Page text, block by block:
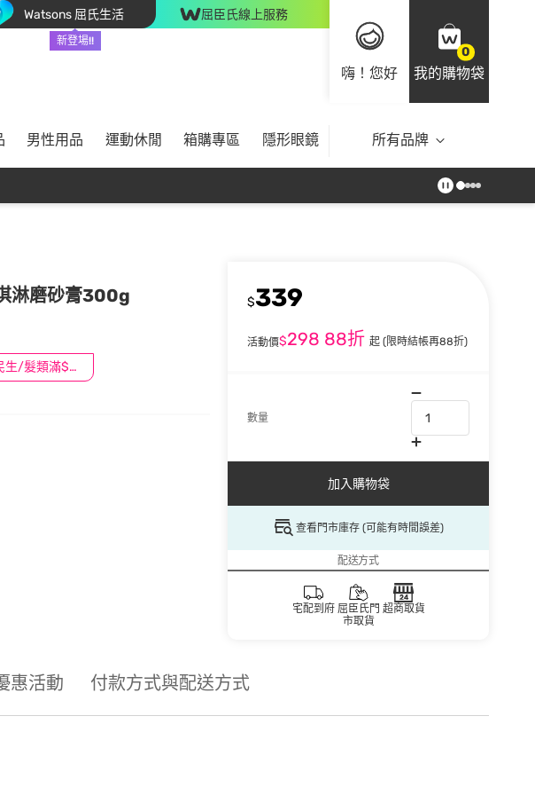
Watsons 屈氏生活
新登場!!
屈臣氏線上服務
嗨！您好
0
我的購物袋
男性用品 運動休閒 箱購專區 隱形眼鏡 所有品牌
淋磨砂膏300g
民生/髮類滿$388送舒潔冰巾
$339
活動價$298 88折 起 (限時結帳再88折)
數量
加入購物袋
查看門市庫存 (可能有時間誤差)
配送方式
宅配到府 屈臣氏門
市取貨
超商取貨
惠活動 付款方式與配送方式